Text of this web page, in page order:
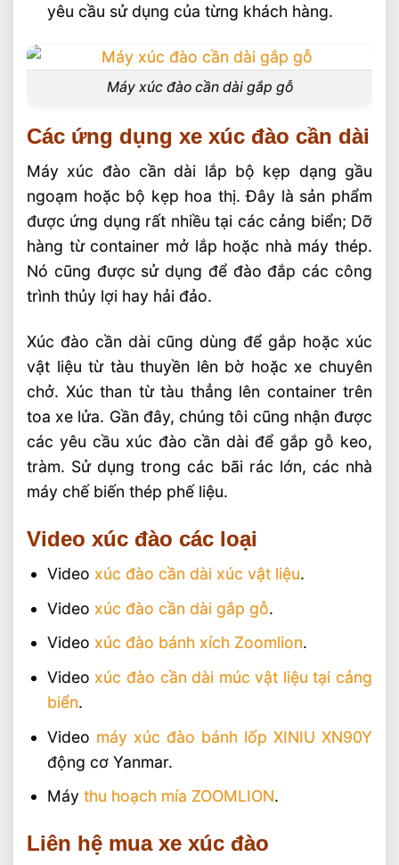
yêu cầu sử dụng của từng khách hàng.
Máy xúc đào cần dài gắp gỗ
Các ứng dụng xe xúc đào cần dài
Máy xúc đào cần dài lắp bộ kẹp dạng gầu
ngoạm hoặc bộ kẹp hoa thị. Đây là sản phẩm
được ứng dụng rất nhiều tại các cảng biển; Dỡ
hàng từ container mở lắp hoặc nhà máy thép.
Nó cũng được sử dụng để đào đắp các công
trình thủy lợi hay hải đảo.
Xúc đào cần dài cũng dùng để gắp hoặc xúc
vật liệu từ tàu thuyền lên bờ hoặc xe chuyên
chở. Xúc than từ tàu thẳng lên container trên
toa xe lửa. Gần đây, chúng tôi cũng nhận được
các yêu cầu xúc đào cần dài để gắp gỗ keo,
tràm. Sử dụng trong các bãi rác lớn, các nhà
máy chế biến thép phế liệu.
Video xúc đào các loại
Video xúc đào cần dài xúc vật liệu.
Video xúc đào cần dài gắp gỗ.
Video xúc đào bánh xích Zoomlion.
Video xúc đào cần dài múc vật liệu tại cảng
biển.
Video máy xúc đào bánh lốp XINIU XN90Y
động cơ Yanmar.
Máy thu hoạch mía ZOOMLION.
Liên hệ mua xe xúc đào